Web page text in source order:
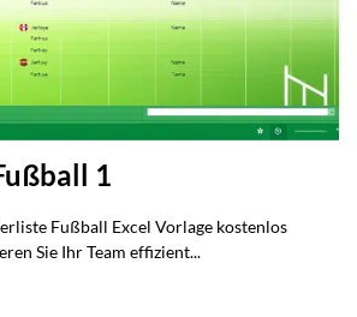
1
Fußball Excel Vorlage kostenlos
Sie Ihr Team effizient...